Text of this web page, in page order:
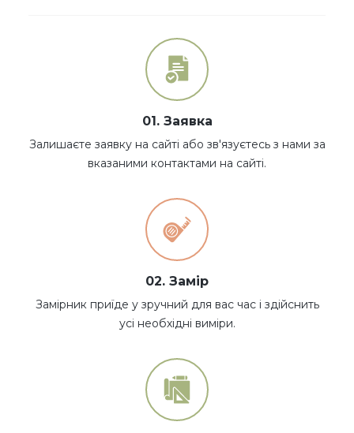
01. Заявка
Залишаєте заявку на сайті або зв'язуєтесь з нами за
вказаними контактами на сайті.
02. Замір
Замірник приїде у зручний для вас час і здійснить
усі необхідні виміри.